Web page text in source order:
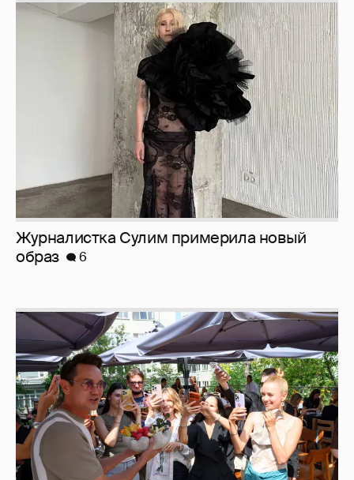
Журналистка Сулим примерила новый
образ
6